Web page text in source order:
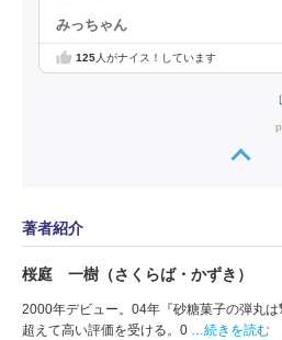
みっちゃん
125人がナイス！しています
著者紹介
桜庭 一樹（さくらば・かずき）
2000年デビュー。04年『砂糖菓子の弾丸
超えて高い評価を受ける。0 …続きを読む